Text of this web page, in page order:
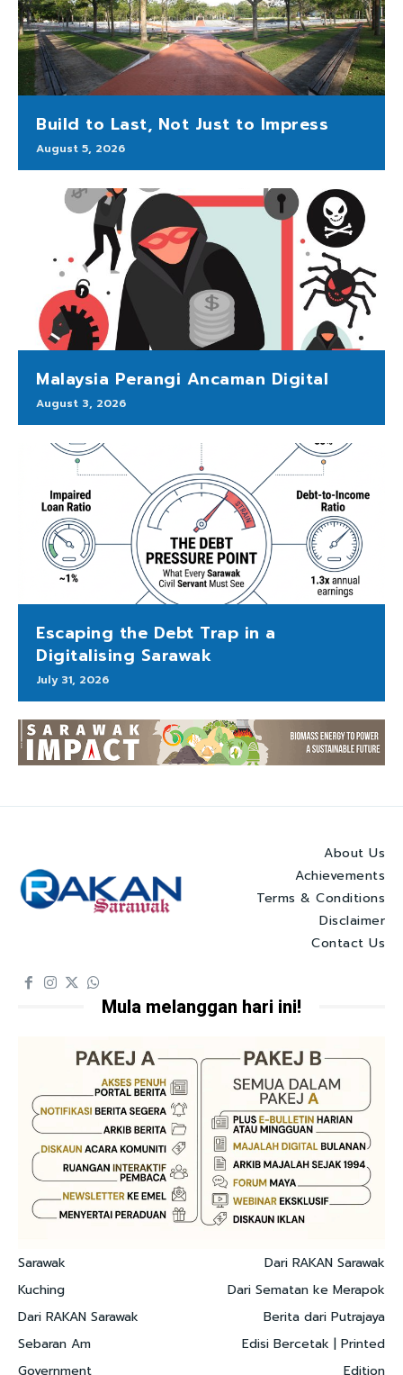
Build to Last, Not Just to Impress
August 5, 2026
Malaysia Perangi Ancaman Digital
August 3, 2026
Escaping the Debt Trap in a
Digitalising Sarawak
July 31, 2026
About Us
Achievements
Terms & Conditions
Disclaimer
Contact Us
Mula melanggan hari ini!
Sarawak
Kuching
Dari RAKAN Sarawak
Sebaran Am
Government
Dari RAKAN Sarawak
Dari Sematan ke Merapok
Berita dari Putrajaya
Edisi Bercetak | Printed
Edition